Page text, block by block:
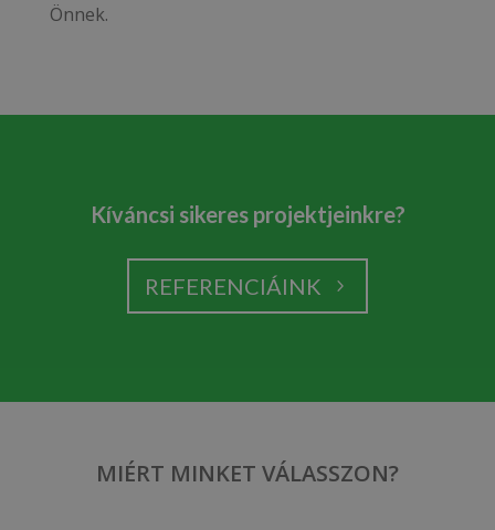
Önnek.
Kíváncsi sikeres projektjeinkre?
REFERENCIÁINK
MIÉRT MINKET VÁLASSZON?